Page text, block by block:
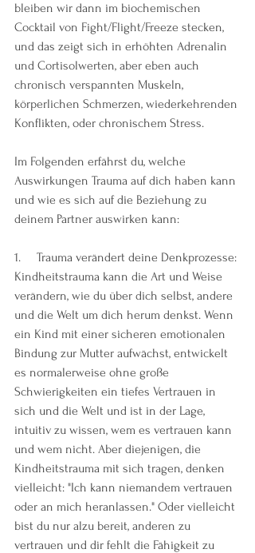
bleiben wir dann im biochemischen
Cocktail von Fight/Flight/Freeze stecken,
und das zeigt sich in erhöhten Adrenalin
und Cortisolwerten, aber eben auch
chronisch verspannten Muskeln,
körperlichen Schmerzen, wiederkehrenden
Konflikten, oder chronischem Stress.
Im Folgenden erfährst du, welche
Auswirkungen Trauma auf dich haben kann
und wie es sich auf die Beziehung zu
deinem Partner auswirken kann:
1.     Trauma verändert deine Denkprozesse:
Kindheitstrauma kann die Art und Weise
verändern, wie du über dich selbst, andere
und die Welt um dich herum denkst. Wenn
ein Kind mit einer sicheren emotionalen
Bindung zur Mutter aufwächst, entwickelt
es normalerweise ohne große
Schwierigkeiten ein tiefes Vertrauen in
sich und die Welt und ist in der Lage,
intuitiv zu wissen, wem es vertrauen kann
und wem nicht. Aber diejenigen, die
Kindheitstrauma mit sich tragen, denken
vielleicht: "Ich kann niemandem vertrauen
oder an mich heranlassen." Oder vielleicht
bist du nur alzu bereit, anderen zu
vertrauen und dir fehlt die Fähigkeit zu